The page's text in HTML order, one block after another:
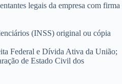
legais da empresa com firma
(INSS) original ou cópia
Federal e Dívida Ativa da União;
de Estado Civil dos